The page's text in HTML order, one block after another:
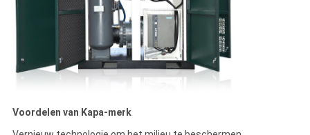
Voordelen van Kapa-merk